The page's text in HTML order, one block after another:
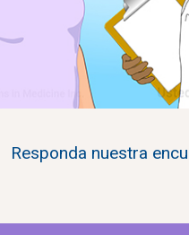
Responda nuestra